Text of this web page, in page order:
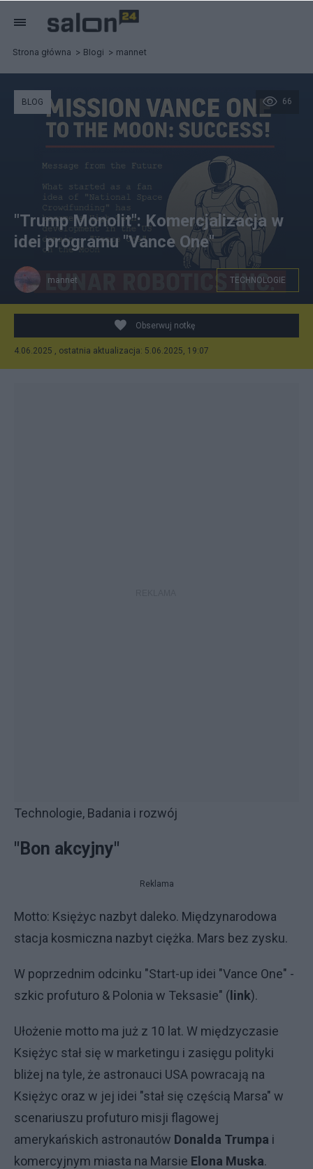
Strona główna Blogi mannet
Ilustracja do idei robot humanoidalny "Vance One" na
66
BLOG
"Trump Monolit": Komercjalizacja w
idei programu "Vance One"
mannet TECHNOLOGIE
Obserwuj notkę
4.06.2025 , ostatnia aktualizacja: 5.06.2025, 19:07
Technologie, Badania i rozwój
"Bon akcyjny"
Reklama
Motto: Księżyc nazbyt daleko. Międzynarodowa
stacja kosmiczna nazbyt ciężka. Mars bez zysku.
W poprzednim odcinku "Start-up idei "Vance One" -
szkic profuturo & Polonia w Teksasie" ( link).
Ułożenie motto ma już z 10 lat. W międzyczasie
Księżyc stał się w marketingu i zasięgu polityki
bliżej na tyle, że astronauci USA powracają na
Księżyc oraz w jej idei "stał się częścią Marsa" w
scenariuszu profuturo misji flagowej
amerykańskich astronautów Donalda Trumpa i
komercyjnym miasta na Marsie Elona Muska.